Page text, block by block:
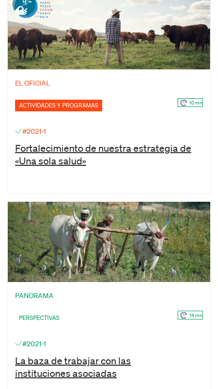
EL OFICIAL
ACTIVIDADES Y PROGRAMAS 10 mn
#2021-1
Fortalecimiento de nuestra estrategia de
«Una sola salud»
PANORAMA
PERSPECTIVAS 14 mn
#2021-1
La baza de trabajar con las
instituciones asociadas